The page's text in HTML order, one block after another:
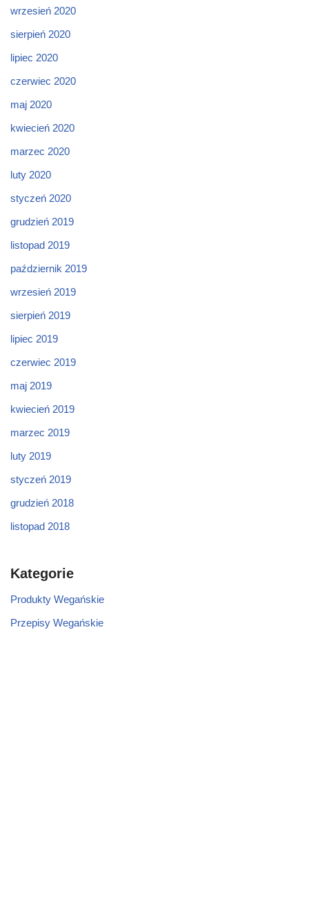
wrzesień 2020
sierpień 2020
lipiec 2020
czerwiec 2020
maj 2020
kwiecień 2020
marzec 2020
luty 2020
styczeń 2020
grudzień 2019
listopad 2019
październik 2019
wrzesień 2019
sierpień 2019
lipiec 2019
czerwiec 2019
maj 2019
kwiecień 2019
marzec 2019
luty 2019
styczeń 2019
grudzień 2018
listopad 2018
Kategorie
Produkty Wegańskie
Przepisy Wegańskie